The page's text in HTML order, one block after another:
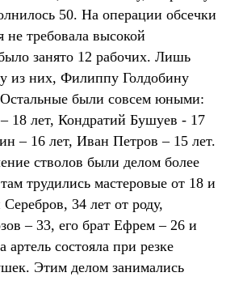
50. На операции обсечки
не требовала высокой
занято 12 рабочих. Лишь
из них, Филиппу Голдобину
были совсем юными:
18 лет, Кондратий Бушуев - 17
– 16 лет, Иван Петров – 15 лет.
стволов были делом более
трудились мастеровые от 18 и
34 лет от роду,
– 33, его брат Ефрем – 26 и
состояла при резке
Этим делом занимались